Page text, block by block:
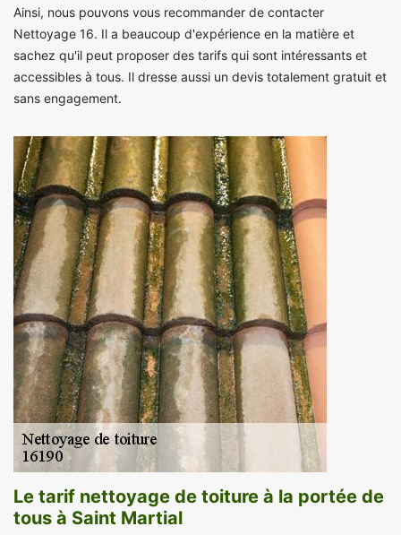
Ainsi, nous pouvons vous recommander de contacter
Nettoyage 16. Il a beaucoup d'expérience en la matière et
sachez qu'il peut proposer des tarifs qui sont intéressants et
accessibles à tous. Il dresse aussi un devis totalement gratuit et
sans engagement.
Le tarif nettoyage de toiture à la portée de
tous à Saint Martial